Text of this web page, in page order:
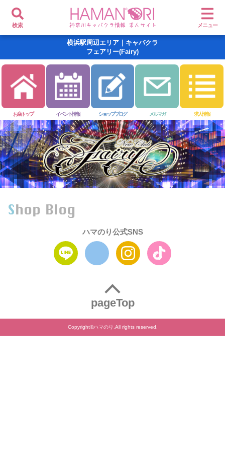
検索 メニュー
横浜駅周辺エリア｜キャバクラ
フェアリー(Fairy)
お店トップ イベント情報 ショップブログ メルマガ 求人情報
Shop Blog
ハマのり公式SNS
pageTop
Copyright©ハマのり.All rights reserved.